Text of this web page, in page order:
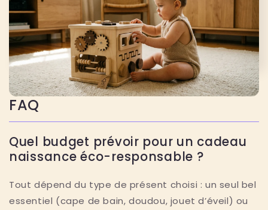
FAQ
Quel budget prévoir pour un cadeau
naissance éco-responsable ?
Tout dépend du type de présent choisi : un seul bel
essentiel (cape de bain, doudou, jouet d’éveil) ou